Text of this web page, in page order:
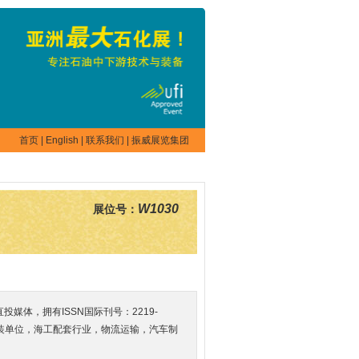
首页 English 联系我们 振威展览集团
展位号：W1030
媒体，拥有ISSN国际刊号：2219-
位，海工配套行业，物流运输，汽车制